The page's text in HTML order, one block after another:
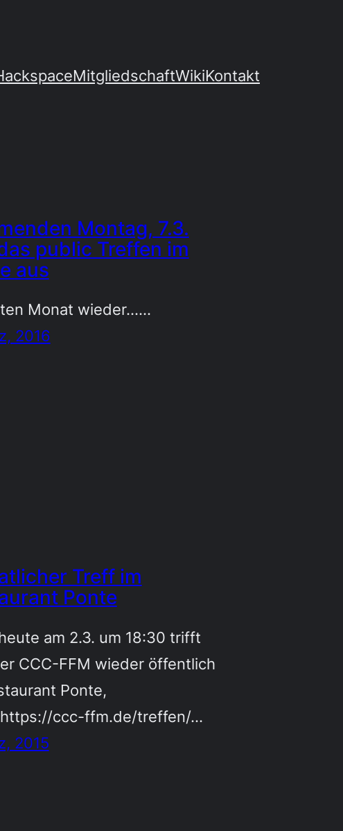
MitgliedschaftWikiKontakt
Montag, 7.3.
public Treffen im
aus
Monat wieder……
2016
Treff im
Ponte
am 2.3. um 18:30 trifft
CCC-FFM wieder öffentlich
Ponte,
ccc-ffm.de/treffen/…
2015